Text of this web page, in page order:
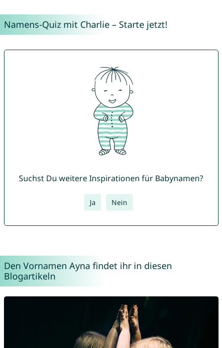
Namens-Quiz mit Charlie – Starte jetzt!
Suchst Du weitere Inspirationen für Babynamen?
Ja Nein
Den Vornamen Ayna findet ihr in diesen
Blogartikeln